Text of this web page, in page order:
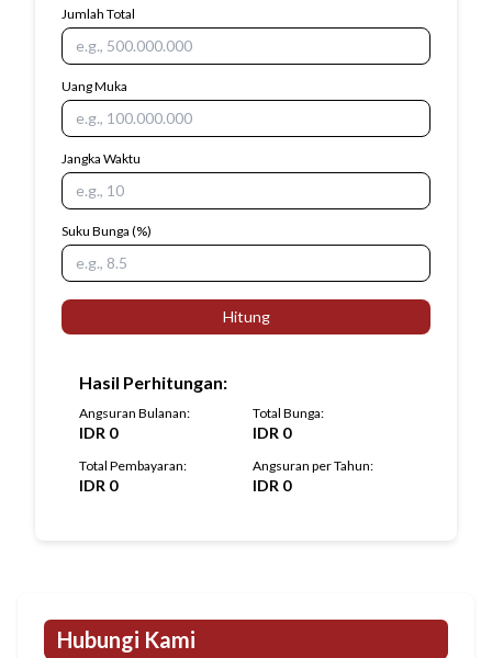
Jumlah Total
Uang Muka
Jangka Waktu
Suku Bunga (%)
Hitung
Hasil Perhitungan:
Angsuran Bulanan:
IDR 0
Total Bunga:
IDR 0
Total Pembayaran:
IDR 0
Angsuran per Tahun:
IDR 0
Hubungi Kami